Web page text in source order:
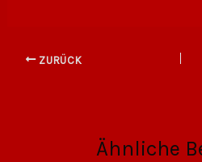
ZURÜCK
Ähnliche